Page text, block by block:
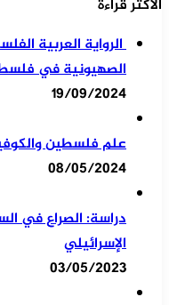
الأكثر قراءة
الرواية العربية
الصهيونية في
19/09/2024
علم فلسطين
08/05/2024
دراسة: الصراع في
الإسرائيلي
03/05/2023